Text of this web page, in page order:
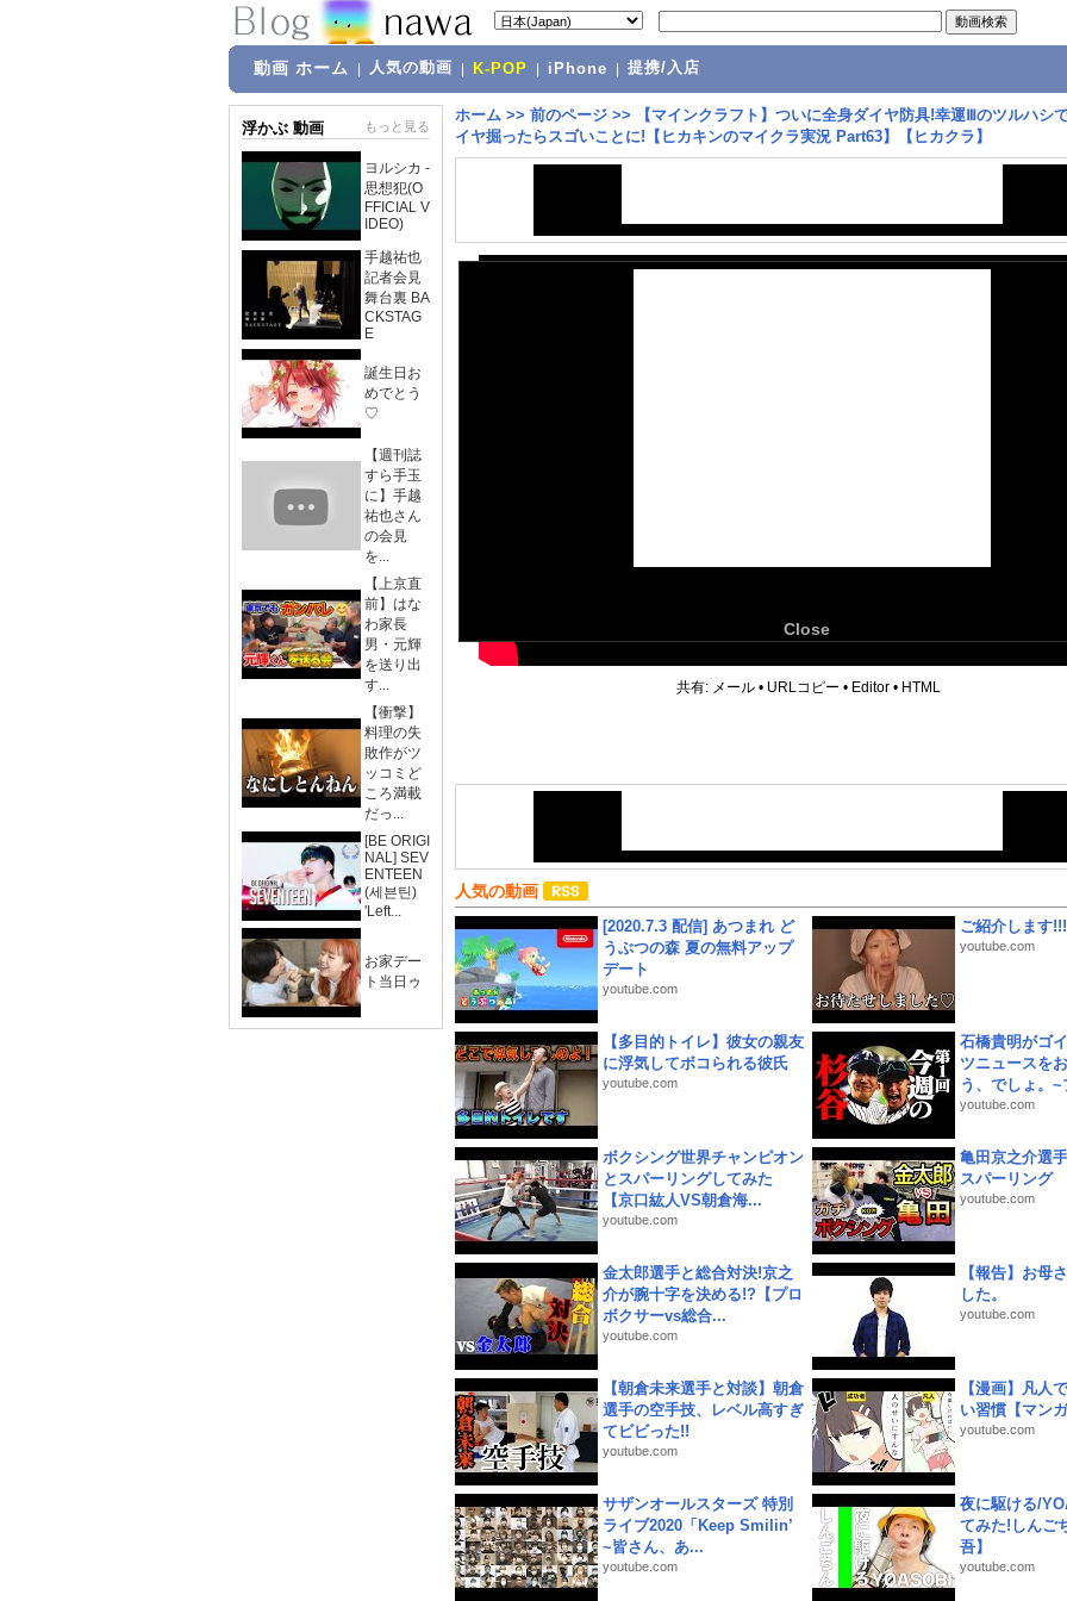
動画 ホーム 人気の動画 K-POP iPhone 提携/入店
浮かぶ 動画 もっと見る
ヨルシカ -
思想犯(O
FFICIAL V
IDEO)
手越祐也
記者会見
舞台裏 BA
CKSTAG
E
誕生日お
めでとう
♡
【週刊誌
すら手玉
に】手越
祐也さん
の会見
を...
【上京直
前】はな
わ家長
男・元輝
を送り出
す...
【衝撃】
料理の失
敗作がツ
ッコミど
ころ満載
だっ...
[BE ORIGI
NAL] SEV
ENTEEN
(세븐틴)
'Left...
お家デー
ト当日ゥ
ホーム >> 前のページ >>
【マインクラフト】ついに全身ダイヤ防具!幸運Ⅲのツルハシ
イヤ掘ったらスゴいことに!【ヒカキンのマイクラ実況 Part63】【ヒカクラ】
Close
共有: メール • URLコピー • Editor • HTML
人気の動画
[2020.7.3 配信] あつまれ ど
うぶつの森 夏の無料アップ
デート
youtube.com
ご紹介します!!!
youtube.com
【多目的トイレ】彼女の親友
に浮気してボコられる彼氏
youtube.com
石橋貴明がゴ
ツニュースを
う、でしょ。~
youtube.com
ボクシング世界チャンピオン
とスパーリングしてみた
【京口紘人VS朝倉海...
youtube.com
亀田京之介選
スパーリング
youtube.com
金太郎選手と総合対決!京之
介が腕十字を決める!?【プロ
ボクサーvs総合...
youtube.com
【報告】お母
した。
youtube.com
【朝倉未来選手と対談】朝倉
選手の空手技、レベル高すぎ
てビビった!!
youtube.com
【漫画】凡人
い習慣【マンガ
youtube.com
サザンオールスターズ 特別
ライブ2020「Keep Smilin’
~皆さん、あ...
youtube.com
夜に駆ける/
てみた!しんご
吾】
youtube.com